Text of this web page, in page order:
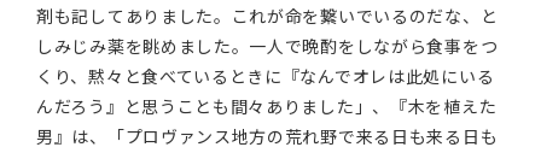
剤も記してありました。これが命を繋いでいるのだな、と
しみじみ薬を眺めました。一人で晩酌をしながら食事をつ
くり、黙々と食べているときに『なんでオレは此処にいる
んだろう』と思うことも間々ありました」、『木を植えた
男』は、「プロヴァンス地方の荒れ野で来る日も来る日も